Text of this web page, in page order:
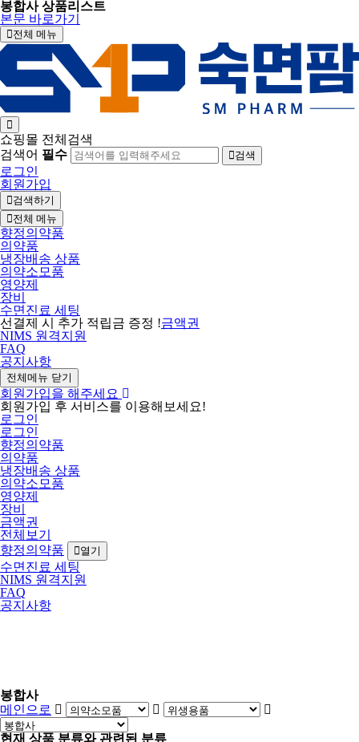
봉합사 상품리스트
본문 바로가기
전체 메뉴
쇼핑몰 전체검색
검색어 필수 검색
로그인
회원가입
검색하기
전체 메뉴
향정의약품
의약품
냉장배송 상품
의약소모품
영양제
장비
수면진료 세팅
선결제 시 추가 적립금 증정 !금액권
NIMS 원격지원
FAQ
공지사항
전체메뉴 닫기
회원가입을 해주세요
회원가입 후 서비스를 이용해보세요!
로그인
로그인
향정의약품
의약품
냉장배송 상품
의약소모품
영양제
장비
금액권
전체보기
향정의약품
열기
수면진료 세팅
NIMS 원격지원
FAQ
공지사항
봉합사
메인으로
현재 상품 분류와 관련된 분류